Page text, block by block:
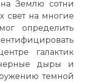
на Землю сотни
свет на многие
определить
галактик
черные дыры и
темной